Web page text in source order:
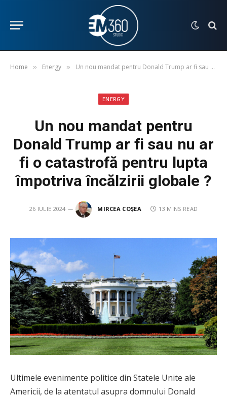
Home » Energy » Un nou mandat pentru Donald Trump ar fi sau nu ar fi o catastrofă pentru lupta împotriva încălzirii globale ?
ENERGY
Un nou mandat pentru
Donald Trump ar fi sau nu ar
fi o catastrofă pentru lupta
împotriva încălzirii globale ?
26 IULIE 2024 MIRCEA COȘEA 13 MINS READ
Ultimele evenimente politice din Statele Unite ale
Americii, de la atentatul asupra domnului Donald